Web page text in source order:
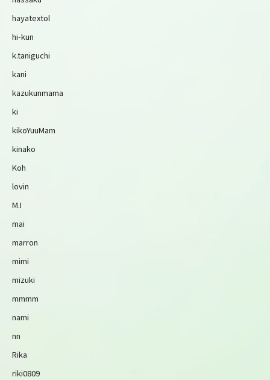
hayatextol
hi-kun
k.taniguchi
kani
kazukunmama
ki
kikoYuuMam
kinako
Koh
lovin
M.I
mai
marron
mimi
mizuki
mmmm
nami
nn
Rika
riki0809